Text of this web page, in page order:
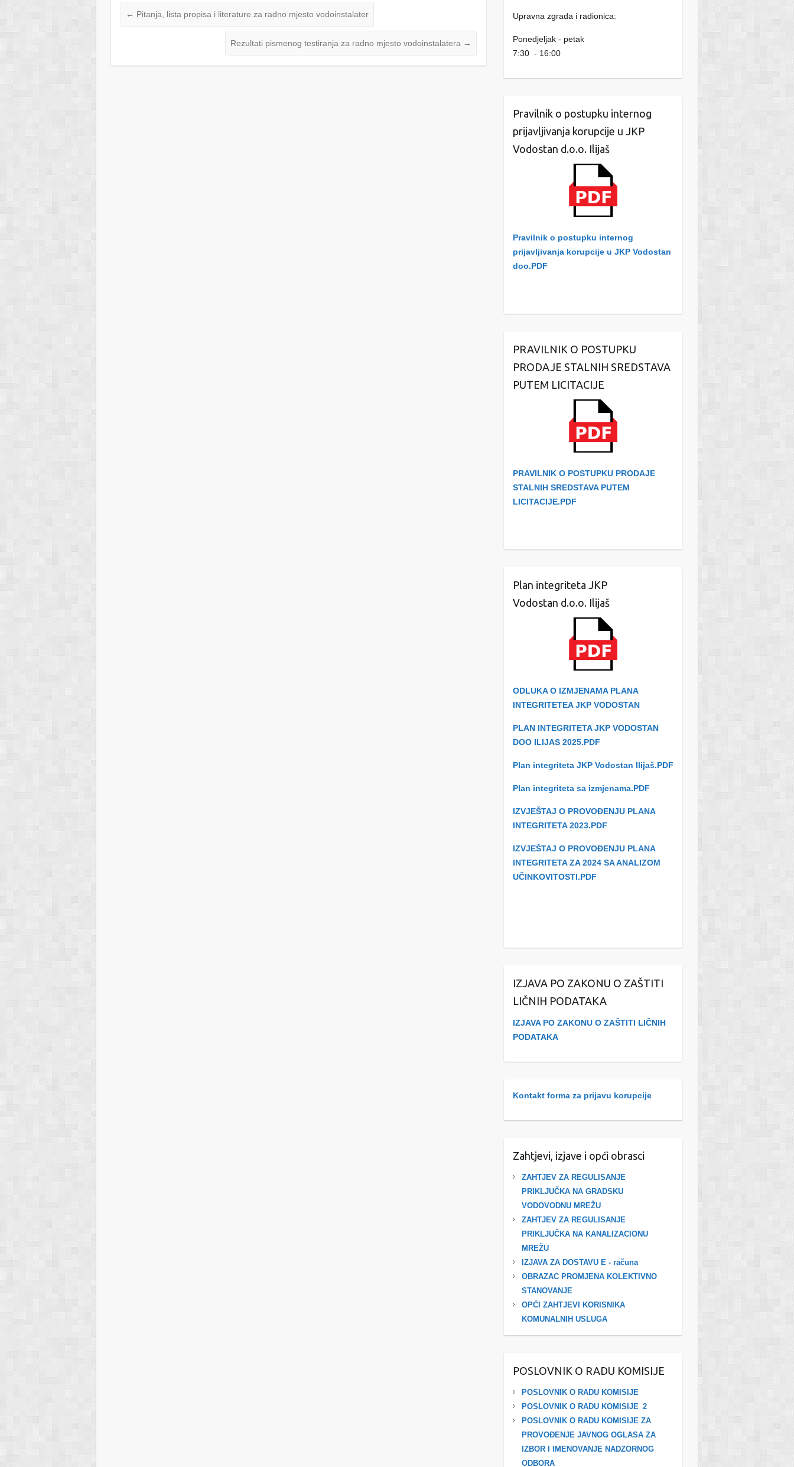
← Pitanja, lista propisa i literature za radno mjesto vodoinstalater
Rezultati pismenog testiranja za radno mjesto vodoinstalatera →
Upravna zgrada i radionica:
Ponedjeljak - petak
7:30 - 16:00
Pravilnik o postupku internog
prijavljivanja korupcije u JKP
Vodostan d.o.o. Ilijaš
Pravilnik o postupku internog
prijavljivanja korupcije u JKP Vodostan
doo.PDF
PRAVILNIK O POSTUPKU
PRODAJE STALNIH SREDSTAVA
PUTEM LICITACIJE
PRAVILNIK O POSTUPKU PRODAJE
STALNIH SREDSTAVA PUTEM
LICITACIJE.PDF
Plan integriteta JKP
Vodostan d.o.o. Ilijaš
ODLUKA O IZMJENAMA PLANA
INTEGRITETEA JKP VODOSTAN
PLAN INTEGRITETA JKP VODOSTAN
DOO ILIJAS 2025.PDF
Plan integriteta JKP Vodostan Ilijaš.PDF
Plan integriteta sa izmjenama.PDF
IZVJEŠTAJ O PROVOĐENJU PLANA
INTEGRITETA 2023.PDF
IZVJEŠTAJ O PROVOĐENJU PLANA
INTEGRITETA ZA 2024 SA ANALIZOM
UČINKOVITOSTI.PDF
IZJAVA PO ZAKONU O ZAŠTITI
LIČNIH PODATAKA
IZJAVA PO ZAKONU O ZAŠTITI LIČNIH
PODATAKA
Kontakt forma za prijavu korupcije
Zahtjevi, izjave i opći obrasci
ZAHTJEV ZA REGULISANJE
PRIKLJUČKA NA GRADSKU
VODOVODNU MREŽU
ZAHTJEV ZA REGULISANJE
PRIKLJUČKA NA KANALIZACIONU
MREŽU
IZJAVA ZA DOSTAVU E - računa
OBRAZAC PROMJENA KOLEKTIVNO
STANOVANJE
OPĆI ZAHTJEVI KORISNIKA
KOMUNALNIH USLUGA
POSLOVNIK O RADU KOMISIJE
POSLOVNIK O RADU KOMISIJE
POSLOVNIK O RADU KOMISIJE_2
POSLOVNIK O RADU KOMISIJE ZA
PROVOĐENJE JAVNOG OGLASA ZA
IZBOR I IMENOVANJE NADZORNOG
ODBORA